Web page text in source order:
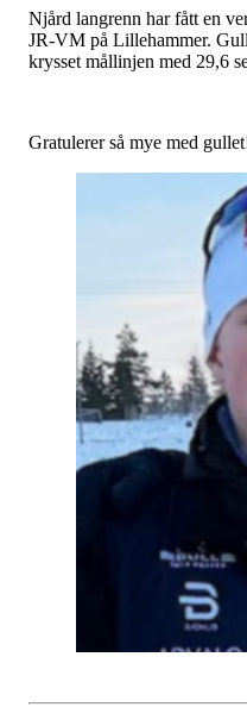
Njård langrenn har fått en
JR-VM på Lillehammer.
krysset mållinjen med 29,6
Gratulerer så mye med